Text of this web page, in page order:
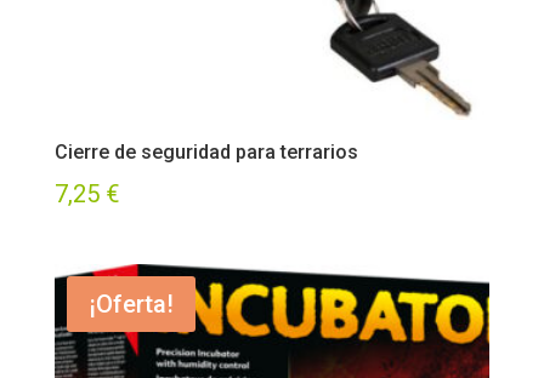
Cierre de seguridad para terrarios
7,25 €
¡Oferta!